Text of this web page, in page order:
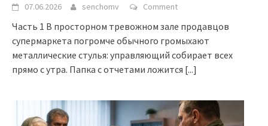
07.06.2026 senchomv Comment
Часть 1 В просторном тревожном зале продавцов
супермаркета погромче обычного громыхают
металлические стулья: управляющий собирает всех
прямо с утра. Папка с отчетами ложится [...]